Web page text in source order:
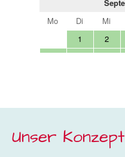
Unser Konzept